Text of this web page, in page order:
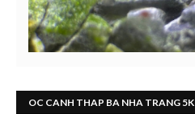
OC CANH THAP BA NHA TRANG 5K